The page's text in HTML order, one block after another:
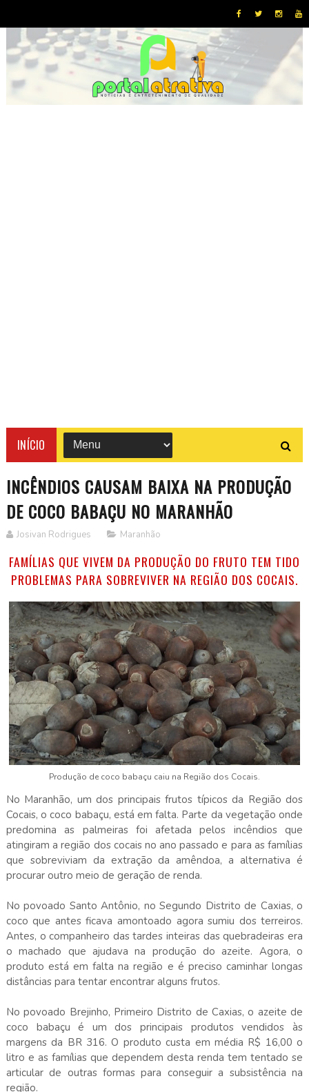
INÍCIO
INCÊNDIOS CAUSAM BAIXA NA PRODUÇÃO
DE COCO BABAÇU NO MARANHÃO
Josivan Rodrigues Maranhão
FAMÍLIAS QUE VIVEM DA PRODUÇÃO DO FRUTO TEM TIDO
PROBLEMAS PARA SOBREVIVER NA REGIÃO DOS COCAIS.
Produção de coco babaçu caiu na Região dos Cocais.
No Maranhão, um dos principais frutos típicos da Região dos
Cocais, o coco babaçu, está em falta. Parte da vegetação onde
predomina as palmeiras foi afetada pelos incêndios que
atingiram a região dos cocais no ano passado e para as famílias
que sobreviviam da extração da amêndoa, a alternativa é
procurar outro meio de geração de renda.
No povoado Santo Antônio, no Segundo Distrito de Caxias, o
coco que antes ficava amontoado agora sumiu dos terreiros.
Antes, o companheiro das tardes inteiras das quebradeiras era
o machado que ajudava na produção do azeite. Agora, o
produto está em falta na região e é preciso caminhar longas
distâncias para tentar encontrar alguns frutos.
No povoado Brejinho, Primeiro Distrito de Caxias, o azeite de
coco babaçu é um dos principais produtos vendidos às
margens da BR 316. O produto custa em média R$ 16,00 o
litro e as famílias que dependem desta renda tem tentado se
articular de outras formas para conseguir a subsistência na
região.